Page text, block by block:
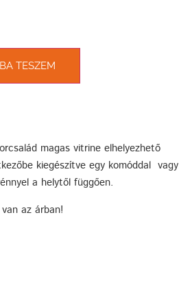
TESZEM
magas vitrine elhelyezhető
kiegészítve egy komóddal vagy
a helytől függően.
az árban!